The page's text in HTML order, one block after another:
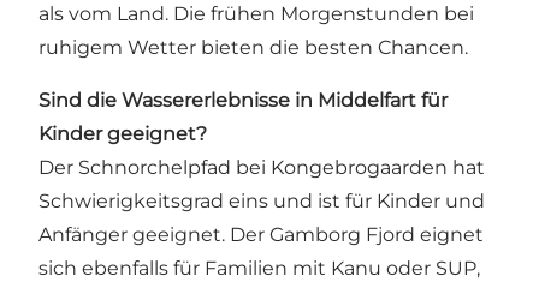
als vom Land. Die frühen Morgenstunden bei
ruhigem Wetter bieten die besten Chancen.
Sind die Wassererlebnisse in Middelfart für
Kinder geeignet?
Der Schnorchelpfad bei Kongebrogaarden hat
Schwierigkeitsgrad eins und ist für Kinder und
Anfänger geeignet. Der Gamborg Fjord eignet
sich ebenfalls für Familien mit Kanu oder SUP,